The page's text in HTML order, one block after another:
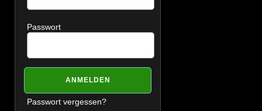
Passwort
Passwort vergessen?